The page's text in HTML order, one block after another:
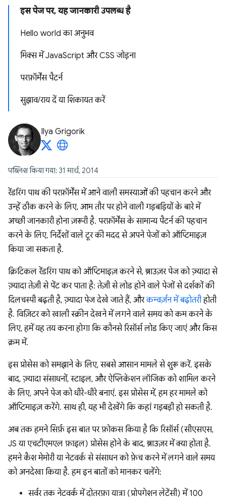
इस पेज पर, यह जानकारी उपलब्ध है
Hello world का अनुभव
मिक्स में JavaScript और CSS जोड़ना
परफ़ॉर्मेंस पैटर्न
सुझाव/राय दें या शिकायत करें
Ilya Grigorik
पब्लिश किया गया: 31 मार्च, 2014
रेंडरिंग पाथ की परफ़ॉर्मेंस में आने वाली समस्याओं की पहचान करने और
उन्हें ठीक करने के लिए, आम तौर पर होने वाली गड़बड़ियों के बारे में
अच्छी जानकारी होना ज़रूरी है. परफ़ॉर्मेंस के सामान्य पैटर्न की पहचान
करने के लिए, निर्देशों वाले टूर की मदद से अपने पेजों को ऑप्टिमाइज़
किया जा सकता है.
क्रिटिकल रेंडरिंग पाथ को ऑप्टिमाइज़ करने से, ब्राउज़र पेज को ज़्यादा से
ज़्यादा तेज़ी से पेंट कर पाता है: तेज़ी से लोड होने वाले पेजों से दर्शकों की
दिलचस्पी बढ़ती है, ज़्यादा पेज देखे जाते हैं, औरकन्वर्ज़न में बढ़ोतरीहोती
है. विज़िटर को खाली स्क्रीन देखने में लगने वाले समय को कम करने के
लिए, हमें यह तय करना होगा कि कौनसे रिसॉर्स लोड किए जाएं और किस
क्रम में.
इस प्रोसेस को समझाने के लिए, सबसे आसान मामले से शुरू करें. इसके
बाद, ज़्यादा संसाधनों, स्टाइल, और ऐप्लिकेशन लॉजिक को शामिल करने
के लिए, अपने पेज को धीरे-धीरे बनाएं. इस प्रोसेस में, हम हर मामले को
ऑप्टिमाइज़ करेंगे. साथ ही, यह भी देखेंगे कि कहां गड़बड़ी हो सकती है.
अब तक हमने सिर्फ़ इस बात पर फ़ोकस किया है कि रिसॉर्स (सीएसएस,
JS या एचटीएमएल फ़ाइल) प्रोसेस होने के बाद, ब्राउज़र में क्या होता है.
हमने कैश मेमोरी या नेटवर्क से संसाधन को फ़ेच करने में लगने वाले समय
को अनदेखा किया है. हम इन बातों को मानकर चलेंगे:
सर्वर तक नेटवर्क में दोतरफ़ा यात्रा (प्रोपगेशन लेटेंसी) में 100